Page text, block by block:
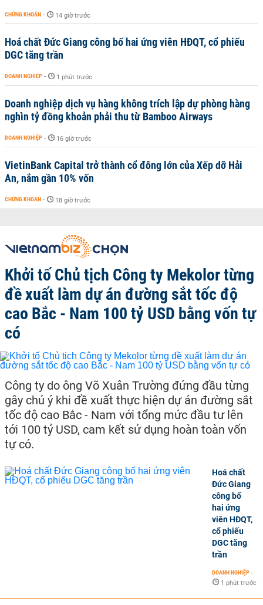
CHỨNG KHOÁN - 14 giờ trước
Hoá chất Đức Giang công bố hai ứng viên HĐQT, cổ phiếu
DGC tăng trần
DOANH NGHIỆP - 1 phút trước
Doanh nghiệp dịch vụ hàng không trích lập dự phòng hàng
nghìn tỷ đồng khoản phải thu từ Bamboo Airways
DOANH NGHIỆP - 16 giờ trước
VietinBank Capital trở thành cổ đông lớn của Xếp dỡ Hải
An, nắm gần 10% vốn
CHỨNG KHOÁN - 18 giờ trước
Khởi tố Chủ tịch Công ty Mekolor từng
đề xuất làm dự án đường sắt tốc độ
cao Bắc - Nam 100 tỷ USD bằng vốn tự
có
Công ty do ông Võ Xuân Trường đứng đầu từng
gây chú ý khi đề xuất thực hiện dự án đường sắt
tốc độ cao Bắc - Nam với tổng mức đầu tư lên
tới 100 tỷ USD, cam kết sử dụng hoàn toàn vốn
tự có.
Hoá chất
Đức Giang
công bố
hai ứng
viên HĐQT,
cổ phiếu
DGC tăng
trần
DOANH NGHIỆP -
1 phút trước